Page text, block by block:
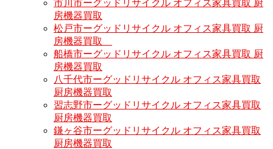
市川市ーグッドリサイクル オフィス家具買取 厨
房機器買取
松戸市ーグッドリサイクル オフィス家具買取 厨
房機器買取
船橋市ーグッドリサイクル オフィス家具買取 厨
房機器買取
八千代市ーグッドリサイクル オフィス家具買取
厨房機器買取
習志野市ーグッドリサイクル オフィス家具買取
厨房機器買取
鎌ヶ谷市ーグッドリサイクル オフィス家具買取
厨房機器買取